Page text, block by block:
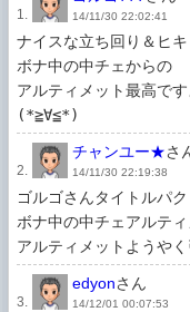
1. 14/11/30 22:02:41
ナイスな立ち回り＆ヒキ
ボナ中の中チェからの
アルティメット最高です
(*≧∀≦*)
2.
チャンユー★さ
14/11/30 22:19:38
ゴルゴさんタイトルパ
ボナ中の中チェアルテ
アルティメットようや
3.
edyonさん
14/12/01 00:07:53